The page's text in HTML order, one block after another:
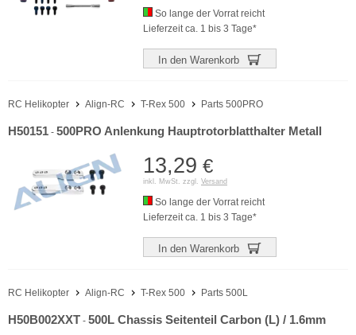
So lange der Vorrat reicht
Lieferzeit ca. 1 bis 3 Tage*
In den Warenkorb
RC Helikopter Align-RC T-Rex 500 Parts 500PRO
H50151 - 500PRO Anlenkung Hauptrotorblatthalter Metall
13,29 €
inkl. MwSt. zzgl. Versand
So lange der Vorrat reicht
Lieferzeit ca. 1 bis 3 Tage*
In den Warenkorb
RC Helikopter Align-RC T-Rex 500 Parts 500L
H50B002XXT - 500L Chassis Seitenteil Carbon (L) / 1.6mm